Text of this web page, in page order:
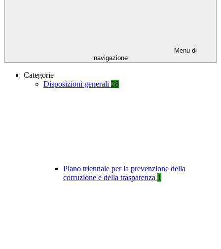
Menu di
navigazione
Categorie
Disposizioni generali 28
Piano triennale per la prevenzione della
corruzione e della trasparenza 1